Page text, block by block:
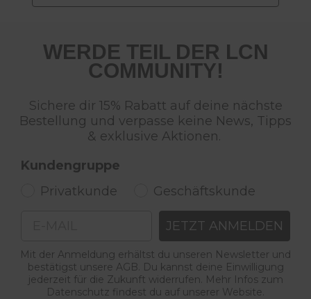
WERDE TEIL DER LCN
COMMUNITY!
Sichere dir 15% Rabatt auf deine nächste
Bestellung und verpasse keine News, Tipps
& exklusive Aktionen.
Kundengruppe
Privatkunde
Geschäftskunde
JETZT ANMELDEN
Mit der Anmeldung erhältst du unseren Newsletter und
bestätigst unsere AGB. Du kannst deine Einwilligung
jederzeit für die Zukunft widerrufen. Mehr Infos zum
Datenschutz findest du auf unserer Website.